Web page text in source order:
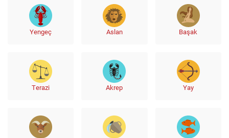
Yengeç Aslan Başak
Terazi Akrep Yay